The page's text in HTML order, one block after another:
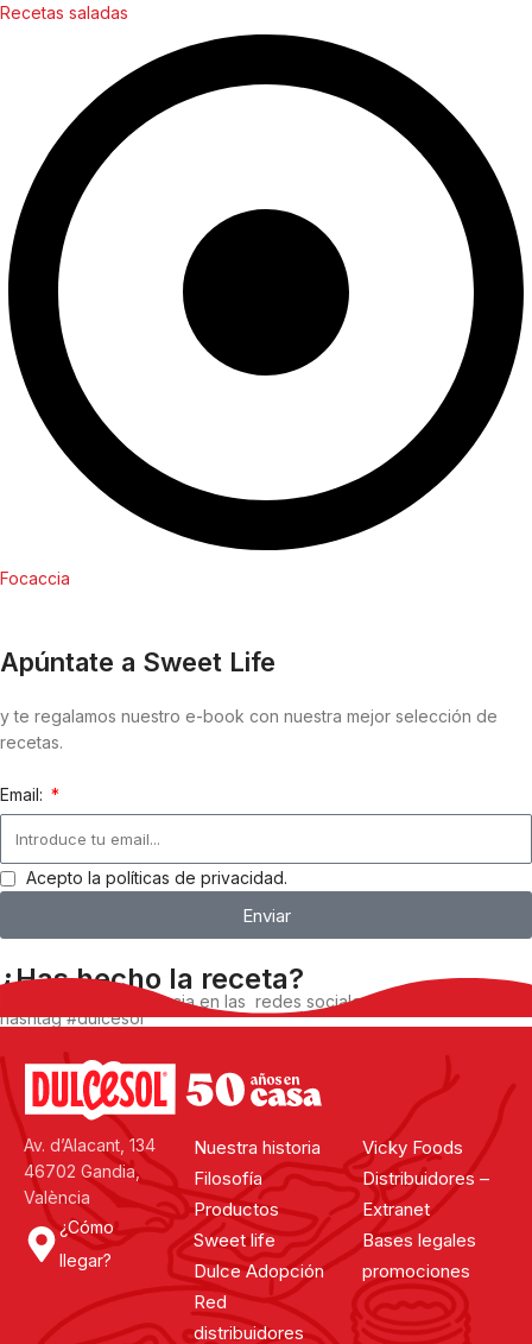
Recetas saladas
Focaccia
Apúntate a Sweet Life
y te regalamos nuestro e-book con nuestra mejor selección de
recetas.
Email:
Acepto la políticas de privacidad.
Enviar
¿Has hecho la receta?
Comparte tu experiencia en las redes sociales, utilizando el
hashtag #dulcesol
@dulcesol
Av. d’Alacant, 134
46702 Gandia,
València
¿Cómo
llegar?
Nuestra historia
Filosofía
Productos
Sweet life
Dulce Adopción
Red
distribuidores
Vicky Foods
Distribuidores –
Extranet
Bases legales
promociones